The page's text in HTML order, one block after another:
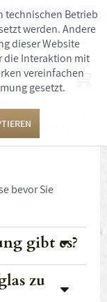
5232 707 9788
bevor Sie
gibt es?
zu
technischen Betrieb
werden. Andere
dieser Website
die Interaktion mit
vereinfachen
gesetzt.